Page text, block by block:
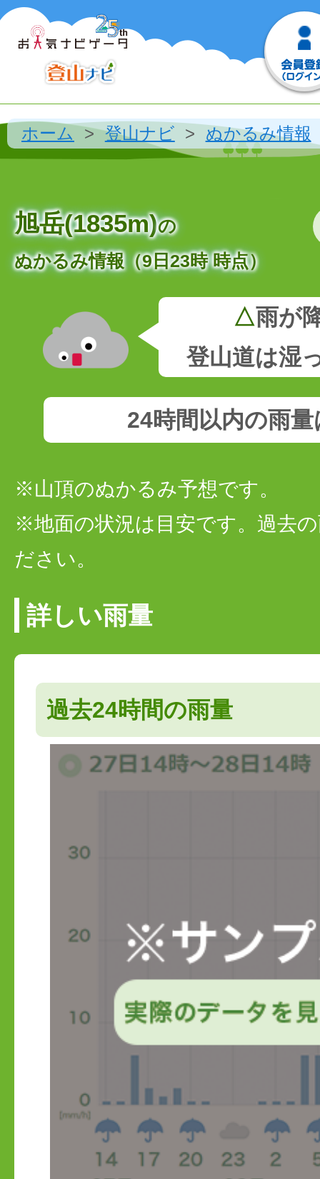
ホーム 登山ナビ ぬかるみ情報
旭岳(1835m)の
ぬかるみ情報（9日23時 時点）
△雨が
登山道は湿
24時間以内の雨
※山頂のぬかるみ予想です。
※地面の状況は目安です。過去
ださい。
詳しい雨量
過去24時間の雨量